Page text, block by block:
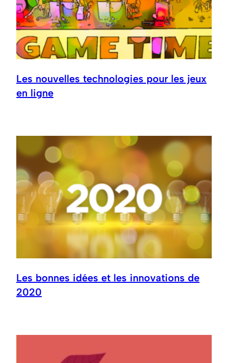
Les nouvelles technologies pour les jeux
en ligne
Les bonnes idées et les innovations de
2020